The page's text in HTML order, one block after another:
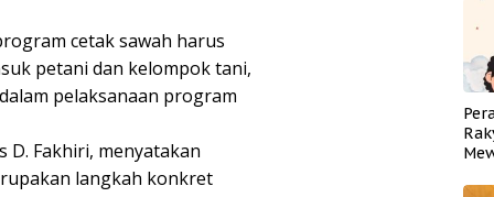
cetak sawah harus
petani dan kelompok tani,
pelaksanaan program
D. Fakhiri, menyatakan
langkah konkret